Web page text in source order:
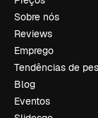
Sobre nós
Reviews
Emprego
Tendências de
Blog
Eventos